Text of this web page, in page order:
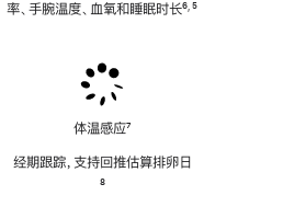
率、手腕温度、血氧和睡眠时长6 5
体温感应7
经期跟踪，支持回推估算排卵日
8